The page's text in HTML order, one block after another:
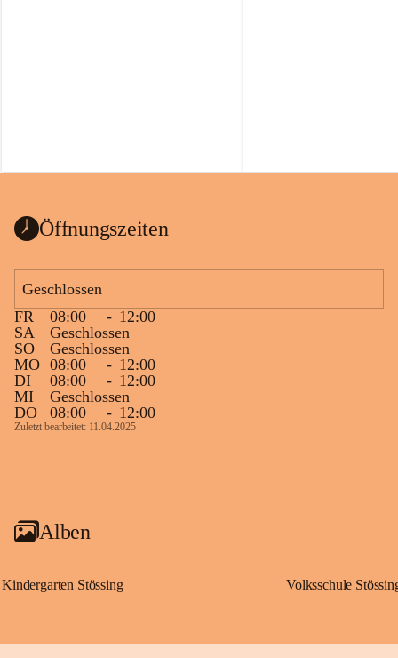
Öffnungszeiten
Geschlossen
FR
08:00 - 12:00
SA
Geschlossen
SO
Geschlossen
MO 08:00 - 12:00
DI
08:00 - 12:00
MI
Geschlossen
DO
08:00 - 12:00
Zuletzt bearbeitet: 11.04.2025
Alben
Kindergarten Stössing Volksschule